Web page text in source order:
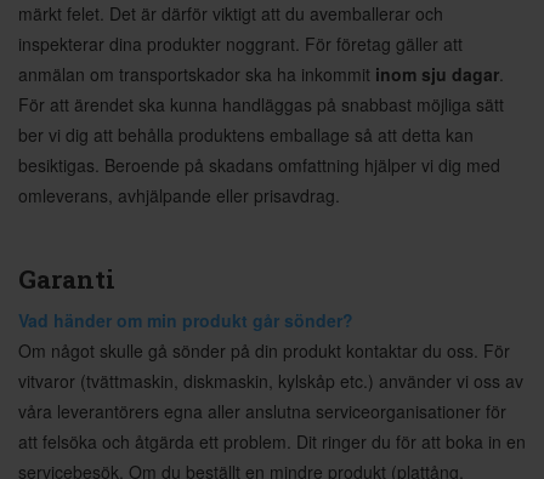
märkt felet. Det är därför viktigt att du avemballerar och
inspekterar dina produkter noggrant. För företag gäller att
anmälan om transportskador ska ha inkommit inom sju dagar.
För att ärendet ska kunna handläggas på snabbast möjliga sätt
ber vi dig att behålla produktens emballage så att detta kan
besiktigas. Beroende på skadans omfattning hjälper vi dig med
omleverans, avhjälpande eller prisavdrag.
Garanti
Vad händer om min produkt går sönder?
Om något skulle gå sönder på din produkt kontaktar du oss. För
vitvaror (tvättmaskin, diskmaskin, kylskåp etc.) använder vi oss av
våra leverantörers egna aller anslutna serviceorganisationer för
att felsöka och åtgärda ett problem. Dit ringer du för att boka in en
servicebesök. Om du beställt en mindre produkt (plattång,